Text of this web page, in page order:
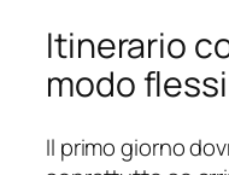
Itinerario
modo
Il primo giorno